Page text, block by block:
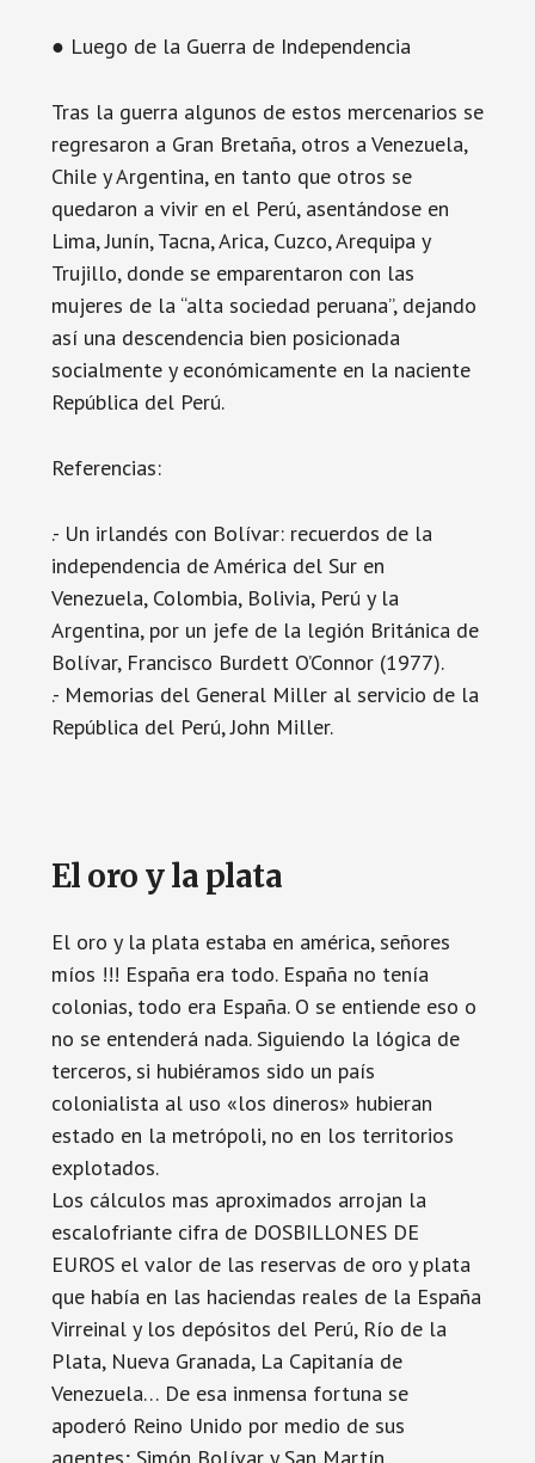
● Luego de la Guerra de Independencia
Tras la guerra algunos de estos mercenarios se
regresaron a Gran Bretaña, otros a Venezuela,
Chile y Argentina, en tanto que otros se
quedaron a vivir en el Perú, asentándose en
Lima, Junín, Tacna, Arica, Cuzco, Arequipa y
Trujillo, donde se emparentaron con las
mujeres de la “alta sociedad peruana”, dejando
así una descendencia bien posicionada
socialmente y económicamente en la naciente
República del Perú.
Referencias:
.- Un irlandés con Bolívar: recuerdos de la
independencia de América del Sur en
Venezuela, Colombia, Bolivia, Perú y la
Argentina, por un jefe de la legión Británica de
Bolívar, Francisco Burdett O’Connor (1977).
.- Memorias del General Miller al servicio de la
República del Perú, John Miller.
El oro y la plata
El oro y la plata estaba en américa, señores
míos !!! España era todo. España no tenía
colonias, todo era España. O se entiende eso o
no se entenderá nada. Siguiendo la lógica de
terceros, si hubiéramos sido un país
colonialista al uso «los dineros» hubieran
estado en la metrópoli, no en los territorios
explotados.
Los cálculos mas aproximados arrojan la
escalofriante cifra de DOSBILLONES DE
EUROS el valor de las reservas de oro y plata
que había en las haciendas reales de la España
Virreinal y los depósitos del Perú, Río de la
Plata, Nueva Granada, La Capitanía de
Venezuela… De esa inmensa fortuna se
apoderó Reino Unido por medio de sus